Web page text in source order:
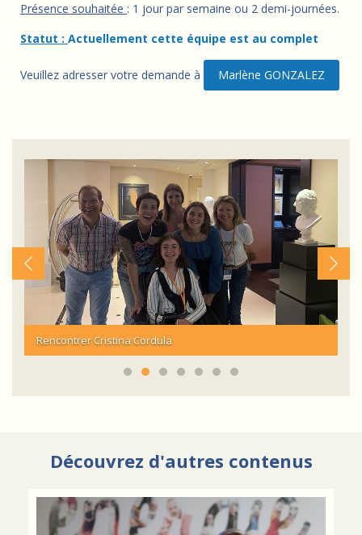
Présence souhaitée : 1 jour par semaine ou 2 demi-journées.
Statut : Actuellement cette équipe est au complet
Veuillez adresser votre demande à Marlène GONZALEZ
Rencontrer Cristina Cordula
Découvrez d'autres contenus